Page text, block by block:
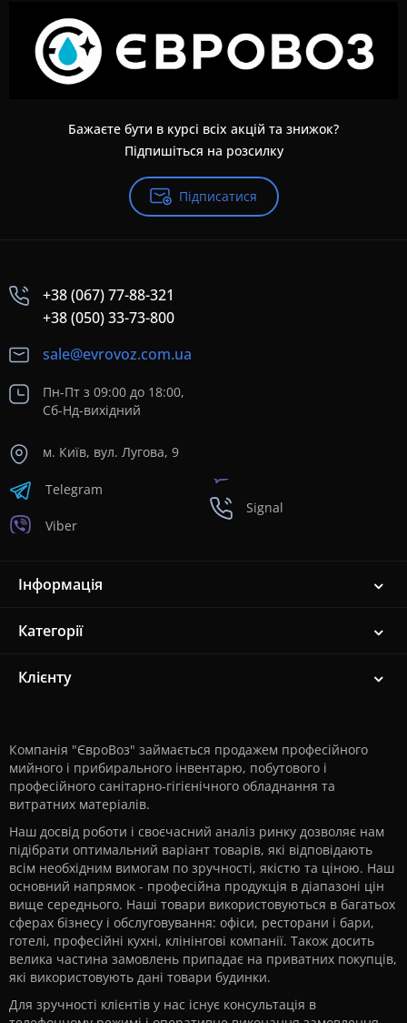
Бажаєте бути в курсі всіх акцій та знижок?
Підпишіться на розсилку
Підписатися
+38 (067) 77-88-321
+38 (050) 33-73-800
sale@evrovoz.com.ua
Пн-Пт з 09:00 до 18:00,
Сб-Нд-вихідний
м. Київ, вул. Лугова, 9
Telegram
Viber
Signal
Інформація
Категорії
Клієнту
Компанія "ЄвроВоз" займається продажем професійного
мийного і прибирального інвентарю, побутового і
професійного санітарно-гігієнічного обладнання та
витратних матеріалів.
Наш досвід роботи і своєчасний аналіз ринку дозволяє нам
підібрати оптимальний варіант товарів, які відповідають
всім необхідним вимогам по зручності, якістю та ціною. Наш
основний напрямок - професійна продукція в діапазоні цін
вище середнього. Наші товари використовуються в багатьох
сферах бізнесу і обслуговування: офіси, ресторани і бари,
готелі, професійні кухні, клінінгові компанії. Також досить
велика частина замовлень припадає на приватних покупців,
які використовують дані товари будинки.
Для зручності клієнтів у нас існує консультація в